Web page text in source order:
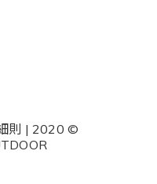
則 | 2020 ©